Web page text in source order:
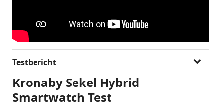
Testbericht
Kronaby Sekel Hybrid
Smartwatch Test